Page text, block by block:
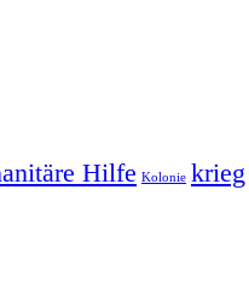
Hilfe Kolonie krieg